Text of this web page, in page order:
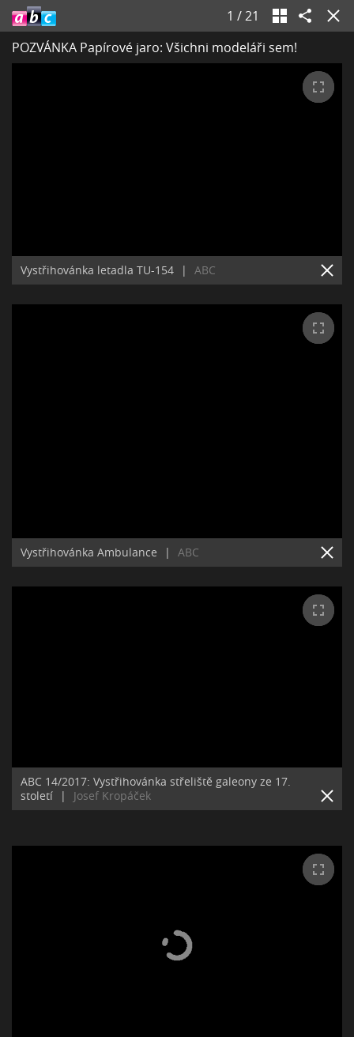
1 /21
POZVÁNKA Papírové jaro: Všichni modeláři sem!
Vystřihovánka letadla TU-154 | ABC
Vystřihovánka Ambulance | ABC
ABC 14/2017: Vystřihovánka střeliště galeony ze 17.
století
| Josef Kropáček